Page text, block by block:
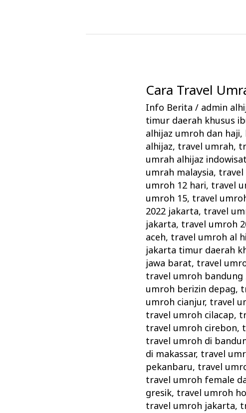
Cara Travel
Info Berita / admin
timur daerah khusus
alhijaz umroh dan haji,
alhijaz, travel umrah,
umrah alhijaz
umrah malaysia, travel
umroh 12 hari, travel
umroh 15, travel
2022 jakarta, travel
jakarta, travel umroh
aceh, travel umroh al
jakarta timur daerah
jawa barat, travel
travel umroh bandung
umroh berizin depag,
umroh cianjur, travel
travel umroh cilacap,
travel umroh cirebon,
travel umroh di
di makassar, travel
pekanbaru, travel
travel umroh female
gresik, travel umroh
travel umroh jakarta,
Cara
Travel
Umrah
Alhijaz
Memikat
Jamaah